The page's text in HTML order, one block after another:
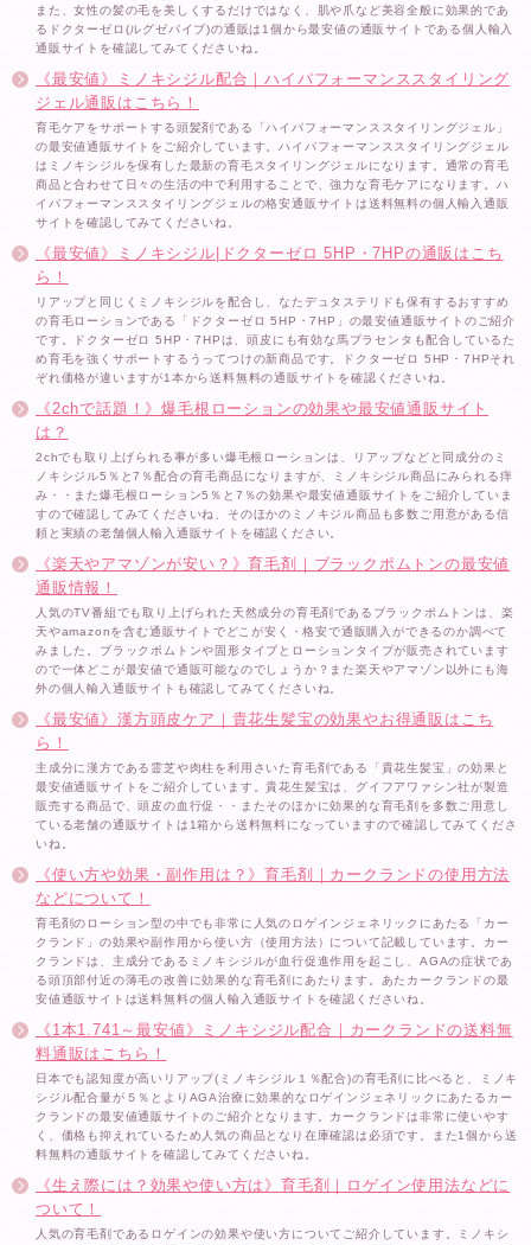
また、女性の髪の毛を美しくするだけではなく、肌や爪など美容全般に効果的であ
るドクターゼロ(ルグゼバイブ)の通販は1個から最安値の通販サイトである個人輸入
通販サイトを確認してみてくださいね。
《最安値》ミノキシジル配合｜ハイパフォーマンススタイリング
ジェル通販はこちら！
育毛ケアをサポートする頭髪剤である「ハイパフォーマンススタイリングジェル」
の最安値通販サイトをご紹介しています。ハイパフォーマンススタイリングジェル
はミノキシジルを保有した最新の育毛スタイリングジェルになります。通常の育毛
商品と合わせて日々の生活の中で利用することで、強力な育毛ケアになります。ハ
イパフォーマンススタイリングジェルの格安通販サイトは送料無料の個人輸入通販
サイトを確認してみてくださいね。
《最安値》ミノキシジル|ドクターゼロ 5HP・7HPの通販はこち
ら！
リアップと同じくミノキシジルを配合し、なたデュタステリドも保有するおすすめ
の育毛ローションである「ドクターゼロ 5HP・7HP」の最安値通販サイトのご紹介
です。ドクターゼロ 5HP・7HPは、頭皮にも有効な馬プラセンタも配合しているた
め育毛を強くサポートするうってつけの新商品です。ドクターゼロ 5HP・7HPそれ
ぞれ価格が違いますが1本から送料無料の通販サイトを確認くださいね。
《2chで話題！》爆毛根ローションの効果や最安値通販サイト
は？
2chでも取り上げられる事が多い爆毛根ローションは、リアップなどと同成分のミ
ノキシジル5％と7％配合の育毛商品になりますが、ミノキシジル商品にみられる痒
み・・また爆毛根ローション5％と7％の効果や最安値通販サイトをご紹介していま
すので確認してみてくださいね、そのほかのミノキジル商品も多数ご用意がある信
頼と実績の老舗個人輸入通販サイトを確認ください。
《楽天やアマゾンが安い？》育毛剤｜ブラックポムトンの最安値
通販情報！
人気のTV番組でも取り上げられた天然成分の育毛剤であるブラックポムトンは、楽
天やamazonを含む通販サイトでどこが安く・格安で通販購入ができるのか調べて
みました。ブラックポムトンや固形タイプとローションタイプが販売されています
ので一体どこが最安値で通販可能なのでしょうか？また楽天やアマゾン以外にも海
外の個人輸入通販サイトも確認してみてくださいね。
《最安値》漢方頭皮ケア｜貴花生髪宝の効果やお得通販はこち
ら！
主成分に漢方である霊芝や肉柱を利用さいた育毛剤である「貴花生髪宝」の効果と
最安値通販サイトをご紹介しています。貴花生髪宝は、グイフアワァシン社が製造
販売する商品で、頭皮の血行促・・またそのほかに効果的な育毛剤を多数ご用意し
ている老舗の通販サイトは1箱から送料無料になっていますので確認してみてくださ
いね。
《使い方や効果・副作用は？》育毛剤｜カークランドの使用方法
などについて！
育毛剤のローション型の中でも非常に人気のロゲインジェネリックにあたる「カー
クランド」の効果や副作用から使い方（使用方法）について記載しています。カー
クランドは、主成分であるミノキシジルが血行促進作用を起こし、AGAの症状であ
る頭頂部付近の薄毛の改善に効果的な育毛剤にあたります。あたカークランドの最
安値通販サイトは送料無料の個人輸入通販サイトを確認くださいね。
《1本1.741～最安値》ミノキシジル配合｜カークランドの送料無
料通販はこちら！
日本でも認知度が高いリアップ(ミノキシジル１％配合)の育毛剤に比べると、ミノキ
シジル配合量が５％とよりAGA治療に効果的なロゲインジェネリックにあたるカー
クランドの最安値通販サイトのご紹介となります。カークランドは非常に使いやす
く、価格も抑えれているため人気の商品となり在庫確認は必須です。また1個から送
料無料の通販サイトを確認してみてくださいね。
《生え際には？効果や使い方は》育毛剤｜ロゲイン使用法などに
ついて！
人気の育毛剤であるロゲインの効果や使い方についてご紹介しています。ミノキシ